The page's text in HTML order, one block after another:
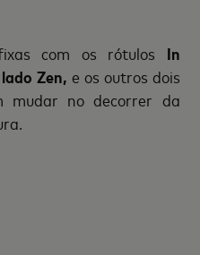
com os rótulos In
Zen, e os outros dois
mudar no decorrer da